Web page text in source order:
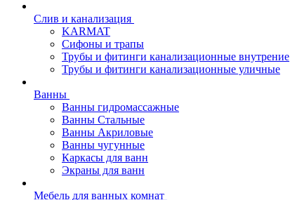
Слив и канализация
KARMAT
Сифоны и трапы
Трубы и фитинги канализационные внутрение
Трубы и фитинги канализационные уличные
Ванны
Ванны гидромассажные
Ванны Стальные
Ванны Акриловые
Ванны чугунные
Каркасы для ванн
Экраны для ванн
Мебель для ванных комнат